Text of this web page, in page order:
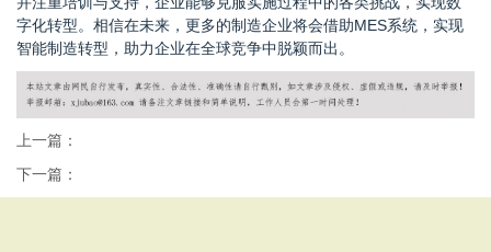
字化转型。相信在未来，更多的制造企业将会借助MES系统，实现
智能制造转型，助力企业在全球竞争中脱颖而出。
上一篇：
下一篇：